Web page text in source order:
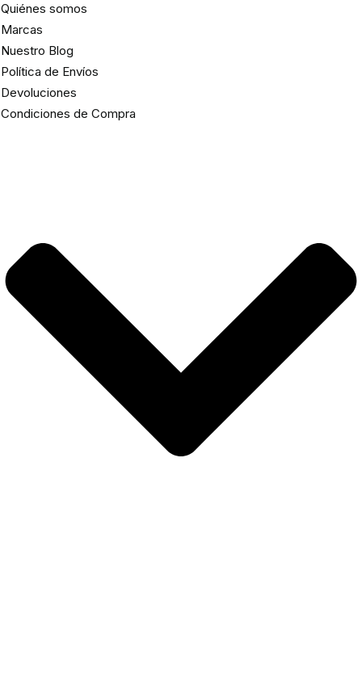
Quiénes somos
Marcas
Nuestro Blog
Política de Envíos
Devoluciones
Condiciones de Compra